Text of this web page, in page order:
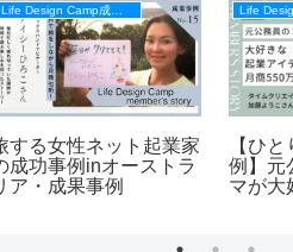
Life Design Camp成果事例
する女性ネット起業家
成功事例inオーストラ
ア・成果事例
【ひ
例】元
マが大